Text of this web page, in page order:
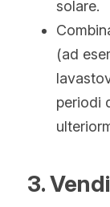
solare.
(ad
periodi
3.